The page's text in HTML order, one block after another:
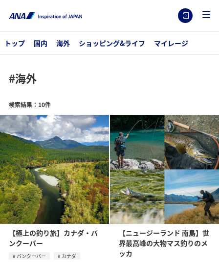
トップ 国内 海外 ショッピング&ライフ マイレージ
#海外
検索結果：10件
【極上の釣り旅】カナダ・バ
ンクーバー
バンクーバー
カナダ
【ニュージーランド 南島】世
界最高峰の大物マス釣りのメ
ッカ